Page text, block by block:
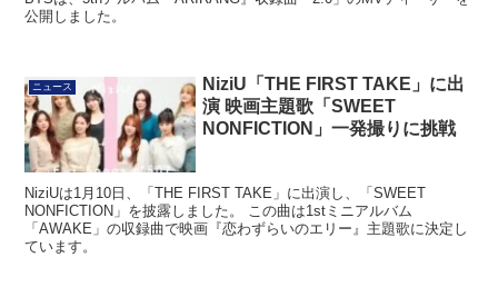
公開しました。
ニュース
NiziU「THE FIRST TAKE」に出
演 映画主題歌「SWEET
NONFICTION」一発撮りに挑戦
NiziUは1月10日、「THE FIRST TAKE」に出演し、「SWEET
NONFICTION」を披露しました。 この曲は1stミニアルバム
「AWAKE」の収録曲で映画『恋わずらいのエリー』主題歌に決定し
ています。